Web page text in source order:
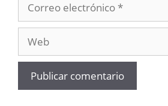
electrónico